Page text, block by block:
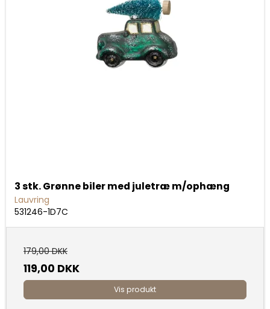
3 stk. Grønne biler med juletræ m/ophæng
Lauvring
531246-1D7C
179,00 DKK
119,00 DKK
Vis produkt